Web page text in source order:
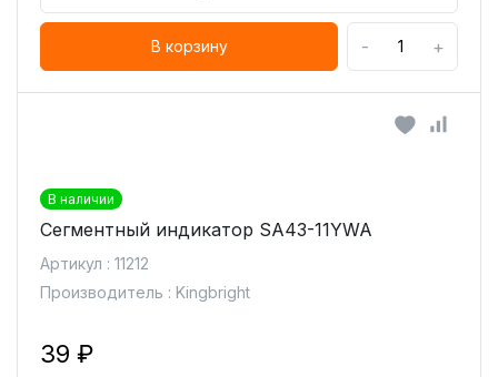
В корзину - +
В наличии
Сегментный индикатор SA43-11YWA
Артикул : 11212
Производитель : Kingbright
39 ₽